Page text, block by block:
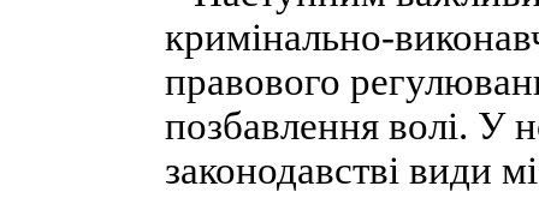
кримінально-
правового
позбавлення волі. У
законодавстві види